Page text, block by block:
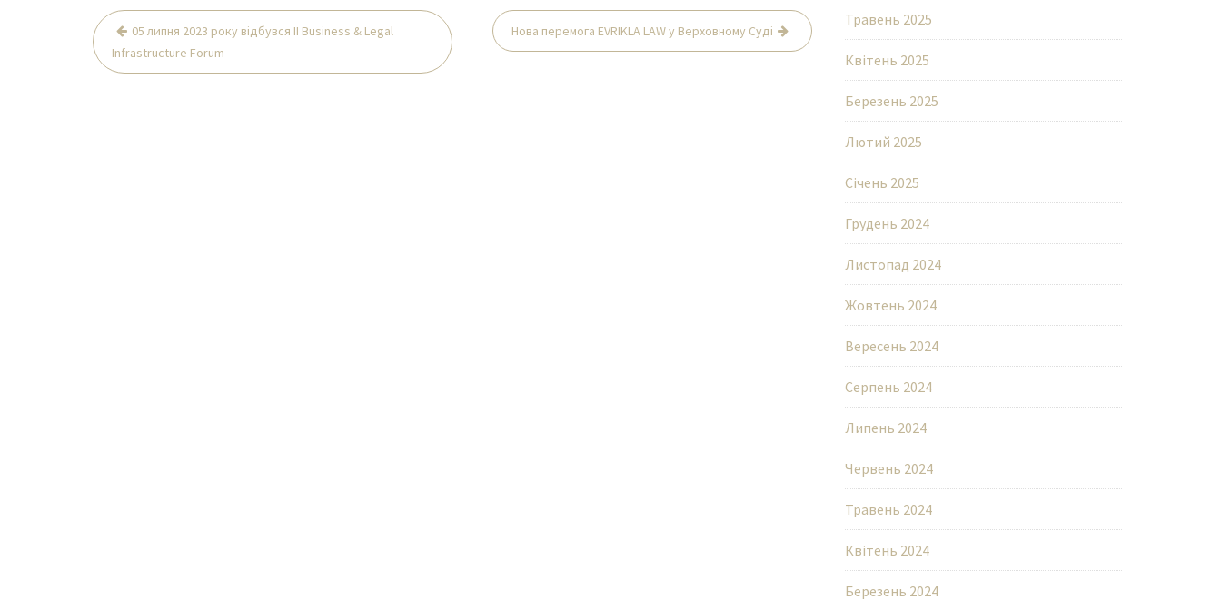
Навігація
записів
05 липня 2023 року відбувся ІІ Business & Legal
Infrastructure Forum
Нова перемога EVRIKLA LAW у Верховному Суді
Травень 2025
Квітень 2025
Березень 2025
Лютий 2025
Січень 2025
Грудень 2024
Листопад 2024
Жовтень 2024
Вересень 2024
Серпень 2024
Липень 2024
Червень 2024
Травень 2024
Квітень 2024
Березень 2024